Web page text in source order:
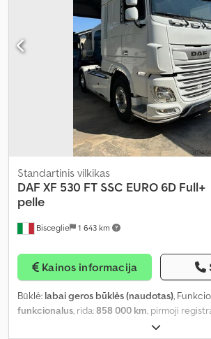
Bisceglie 1 643 km
Standartinis vilkikas
DAF XF 530 FT SSC EURO 6D Full+
pelle
Kainos informacija
Būklė: labai geros būklės (naudotas),
funkcionalus, rida:858 000 km, pirmoji
, ašių konfigūracija: